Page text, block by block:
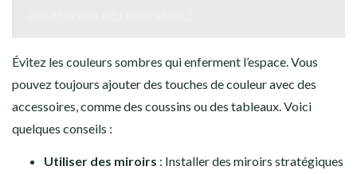
Évitez les couleurs sombres qui enferment l’espace. Vous
pouvez toujours ajouter des touches de couleur avec des
accessoires, comme des coussins ou des tableaux. Voici
quelques conseils :
Utiliser des miroirs : Installer des miroirs stratégiques